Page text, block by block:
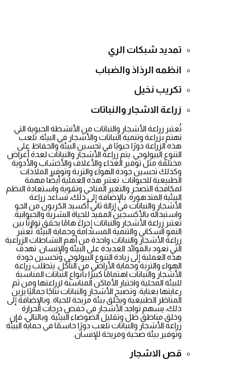
تمديد شبكات الري
انظمه الرذاذ والضباب
تكريب نخيل
زراعة الاشجار والنباتات
تُعتبر زراعة الأشجار والنباتات من الأنشطة الحيوية التي
تهتم بزراعة وتنمية النباتات والأشجار في البيئة. تلعب
هذه الزراعة دورًا حيويًا في تحسين البيئة والحفاظ على
التنوع البيولوجي. يتم زراعة الأشجار والنباتات لعدة أغراض
مختلفة مثل توفير الغذاء والأعلاف والأخشاب والأدوية
وكذلك تحسين جودة الهواء والتربة وتوفير الملاذات
الطبيعية للحيوانات. تعتبر هذه العملية أيضًا مهمة
لمكافحة التصحر والتغير المناخي وتقوية واستعادة النظم
البيئية المتدهورة. بالإضافة إلى ذلك، تساعد زراعة
الأشجار والنباتات في إزالة ثاني أكسيد الكربون من الجو
واستبداله بالأكسجين المفيد للحياة البشرية والحيوانية.
تعتبر زراعة الأشجار والنباتات إجراءً هامًا يحقق توازنًا بين
النمو السكاني والتنمية المستدامة وحماية البيئة. تُعتبر
زراعة الأشجار والنباتات واحدة من أهم النشاطات الزراعية
التي تعود بالفوائد العديدة على البيئة والإنسان. تهدف
هذه العملية إلى زيادة التنوع البيولوجي وتحسين جودة
الهواء والتربة وحماية الأراضي من التآكل. يتطلب زراعة
الأشجار والنباتات اهتمامًا كبيرًا بأنواع النباتات المناسبة
للبيئة المحلية واختيار الأماكن المناسبة لزراعتها ومن ثم
رعايتها بعناية. وتصبح الأشجار والنباتات نتاجًا جماليًا يزين
المناظر الطبيعية ويخلق بيئة مريحة للحياة. وبالإضافة إلى
ذلك، يسهم تواجد الأشجار في خفض درجات الحرارة
وخلق مناطق ظل وتقليل الضوضاء البيئية. وبالتالي، فإن
زراعة الأشجار والنباتات تلعب دورًا حاسمًا في حماية البيئة
وتوفير بيئة صحية ومريحة للإنسان.
قص الاشجار